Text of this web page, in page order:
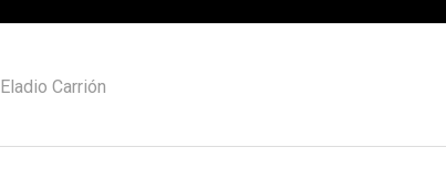
Eladio Carrión